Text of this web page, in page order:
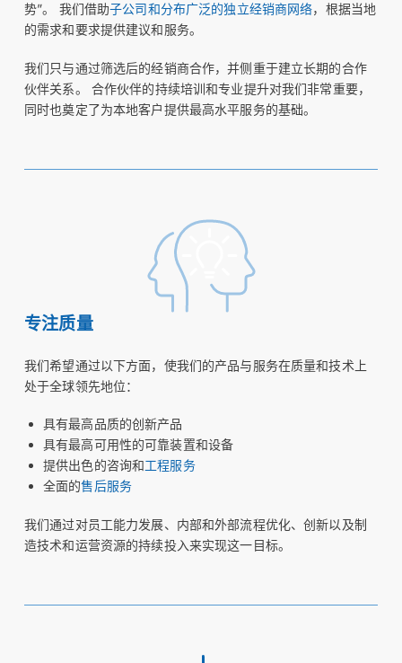
势”。 我们借助子公司和分布广泛的独立经销商网络，根据当地
的需求和要求提供建议和服务。
我们只与通过筛选后的经销商合作，并侧重于建立长期的合作
伙伴关系。 合作伙伴的持续培训和专业提升对我们非常重要，
同时也奠定了为本地客户提供最高水平服务的基础。
专注质量
我们希望通过以下方面，使我们的产品与服务在质量和技术上
处于全球领先地位：
具有最高品质的创新产品
具有最高可用性的可靠装置和设备
提供出色的咨询和工程服务
全面的售后服务
我们通过对员工能力发展、内部和外部流程优化、创新以及制
造技术和运营资源的持续投入来实现这一目标。